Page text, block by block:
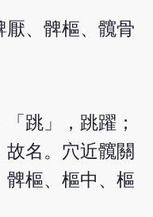
厭、髀樞、髖骨
「跳」，跳躍；
名。穴近髖關
髀樞、樞中、樞